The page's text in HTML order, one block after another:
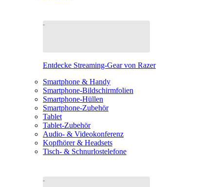
Entdecke Streaming-Gear von Razer
Smartphone & Handy
Smartphone-Bildschirmfolien
Smartphone-Hüllen
Smartphone-Zubehör
Tablet
Tablet-Zubehör
Audio- & Videokonferenz
Kopfhörer & Headsets
Tisch- & Schnurlostelefone